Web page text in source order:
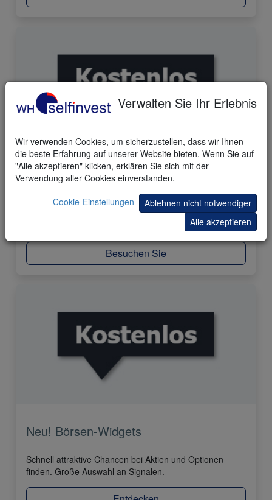
77 Trading-Store Produkte
Kopieren Sie berühmte Trader. Wählen Sie ihre
kostenlosen und kostenpflichtigen Tools und Strategien
Besuchen Sie
Neu! Börsen-Widgets
Schnell attraktive Chancen bei Aktien und Optionen
finden. Große Auswahl an Signalen.
Verwalten Sie Ihr Erlebnis
Wir verwenden Cookies, um sicherzustellen, dass wir Ihnen
die beste Erfahrung auf unserer Website bieten. Wenn Sie auf
"Alle akzeptieren" klicken, erklären Sie sich mit der
Verwendung aller Cookies einverstanden.
Cookie-Einstellungen
Ablehnen nicht notwendiger
Alle akzeptieren